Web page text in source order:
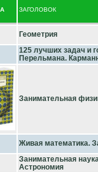
ЗАГОЛОВОК
Геометрия
125 лучших задач и
Перельмана.
Занимательная
Живая математика.
Занимательная
Астрономия